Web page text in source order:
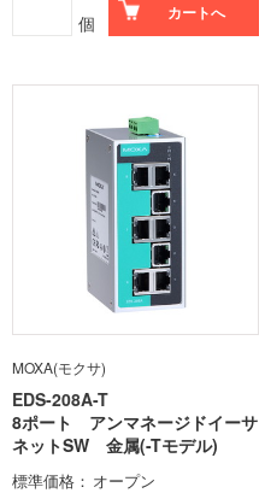
個 カートへ
MOXA(モクサ)
EDS-208A-T
8ポート アンマネージドイーサ
ネットSW 金属(-Tモデル)
標準価格
オープン